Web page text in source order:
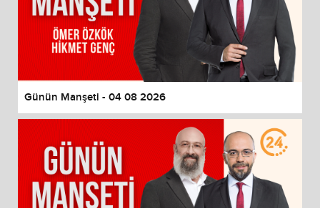
Günün Manşeti - 04 08 2026